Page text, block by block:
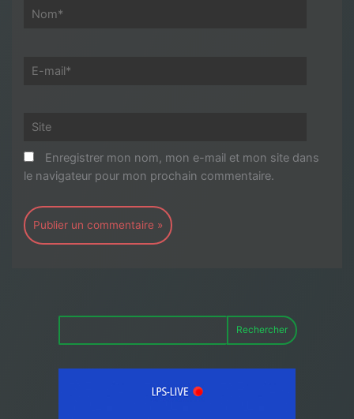
Nom*
E-
Site
Enregistrer mon nom, mon e-mail et mon site dans
le navigateur pour mon prochain commentaire.
Rechercher